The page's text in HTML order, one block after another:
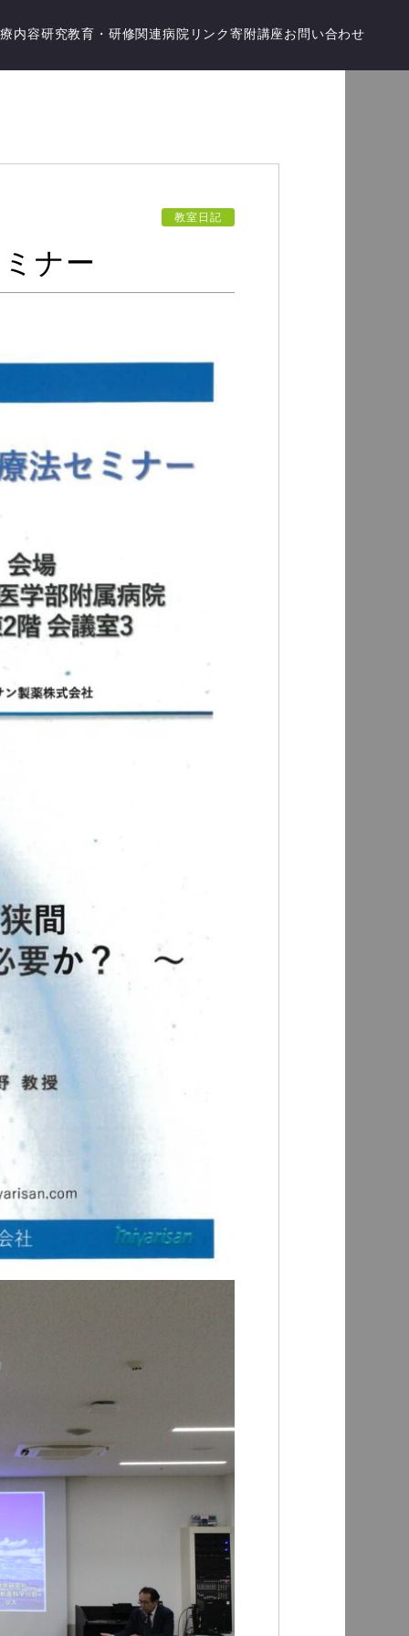
内容研究教育・研修関連病院 リンク 寄附講座 お問い合わせ
教室日記
ナー